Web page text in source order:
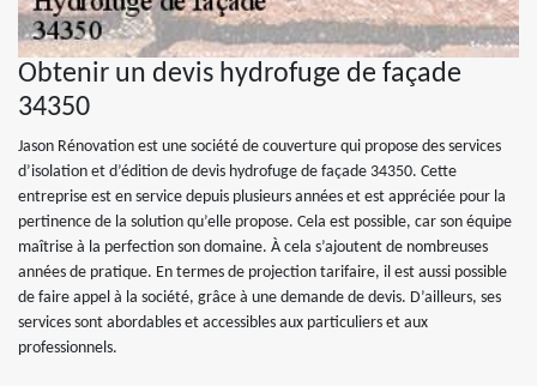
Obtenir un devis hydrofuge de façade
34350
Jason Rénovation est une société de couverture qui propose des services
d’isolation et d’édition de devis hydrofuge de façade 34350. Cette
entreprise est en service depuis plusieurs années et est appréciée pour la
pertinence de la solution qu’elle propose. Cela est possible, car son équipe
maîtrise à la perfection son domaine. À cela s’ajoutent de nombreuses
années de pratique. En termes de projection tarifaire, il est aussi possible
de faire appel à la société, grâce à une demande de devis. D’ailleurs, ses
services sont abordables et accessibles aux particuliers et aux
professionnels.